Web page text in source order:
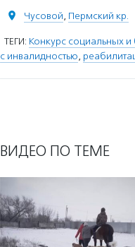
Чусовой, Пермский кр.
ТЕГИ: Конкурс социальных
с инвалидностью,
ВИДЕО ПО ТЕМЕ